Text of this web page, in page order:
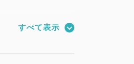
楽しみくださ
すべて表示